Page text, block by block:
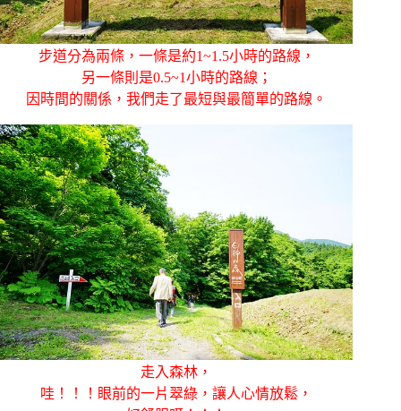
步道分為兩條，一條是約1~1.5小時的路線，
另一條則是0.5~1小時的路線；
因時間的關係，我們走了最短與最簡單的路線。
走入森林，
哇！！！眼前的一片翠綠，讓人心情放鬆，